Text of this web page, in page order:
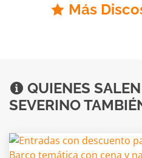
Más
QUIENES
SEVERINO